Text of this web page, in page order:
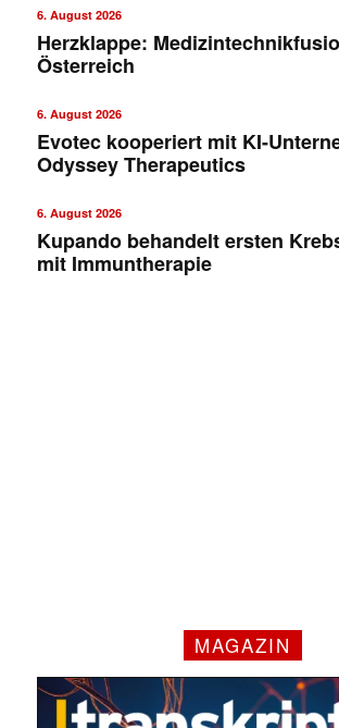
6. August 2026
Herzklappe:
Österreich
6. August 2026
Evotec kooperiert mit KI-
Odyssey Therapeutics
6. August 2026
Kupando behandelt ersten
mit Immuntherapie
MAGAZIN